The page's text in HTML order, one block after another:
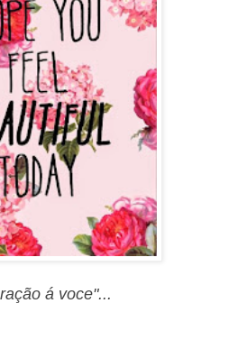
á voce"...